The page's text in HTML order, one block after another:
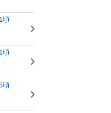
頃
頃
頃